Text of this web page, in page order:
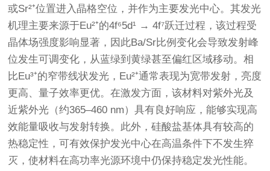
或Sr²⁺位置进入晶格空位，并作为主要发光中心。其发光
机理主要来源于Eu²⁺的4f⁶5d¹ → 4f⁷跃迁过程，该过程受
晶体场强度影响显著，因此Ba/Sr比例变化会导致发射峰
位发生可调变化，从蓝绿到黄绿甚至偏红区域移动。相
比Eu³⁺的窄带线状发光，Eu²⁺通常表现为宽带发射，亮度
更高、量子效率更优。在激发方面，该材料对紫外光及
近紫外光（约365–460 nm）具有良好响应，能够实现高
效能量吸收与发射转换。此外，硅酸盐基体具有较高的
热稳定性，可有效保护发光中心在高温条件下不发生猝
灭，使材料在高功率光源环境中仍保持稳定发光性能。